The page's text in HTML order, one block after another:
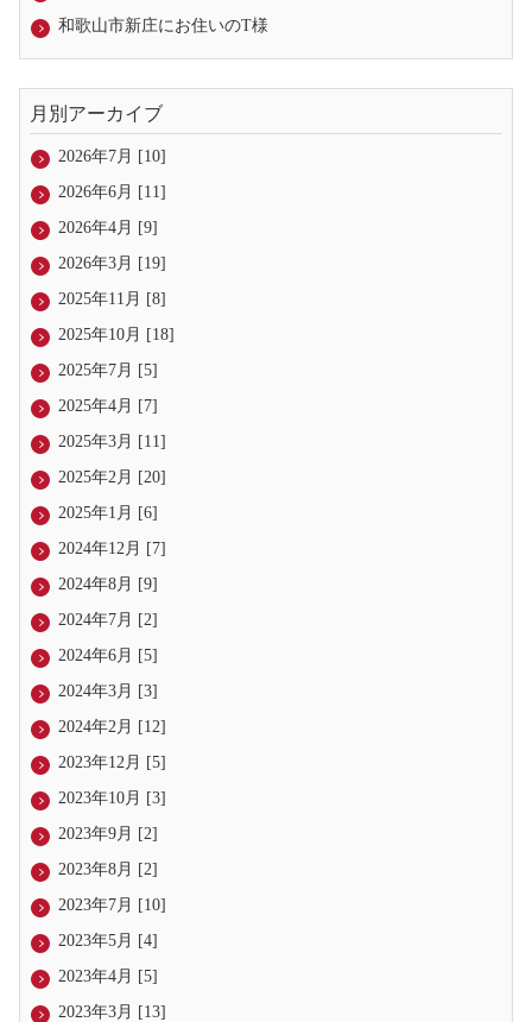
和歌山市新庄にお住いのT様
月別アーカイブ
2026年7月 [10]
2026年6月 [11]
2026年4月 [9]
2026年3月 [19]
2025年11月 [8]
2025年10月 [18]
2025年7月 [5]
2025年4月 [7]
2025年3月 [11]
2025年2月 [20]
2025年1月 [6]
2024年12月 [7]
2024年8月 [9]
2024年7月 [2]
2024年6月 [5]
2024年3月 [3]
2024年2月 [12]
2023年12月 [5]
2023年10月 [3]
2023年9月 [2]
2023年8月 [2]
2023年7月 [10]
2023年5月 [4]
2023年4月 [5]
2023年3月 [13]